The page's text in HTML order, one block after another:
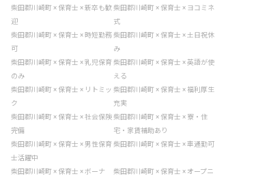
柴田郡川崎町 × 保育士 × 新卒も歓
迎
柴田郡川崎町 × 保育士 × ヨコミネ
式
柴田郡川崎町 × 保育士 × 時短勤務
可
柴田郡川崎町 × 保育士 × 土日祝休
み
柴田郡川崎町 × 保育士 × 乳児保育
のみ
柴田郡川崎町 × 保育士 × 英語が使
える
柴田郡川崎町 × 保育士 × リトミッ
ク
柴田郡川崎町 × 保育士 × 福利厚生
充実
柴田郡川崎町 × 保育士 × 社会保険
完備
柴田郡川崎町 × 保育士 × 寮・住
宅・家賃補助あり
柴田郡川崎町 × 保育士 × 男性保育
士活躍中
柴田郡川崎町 × 保育士 × 車通勤可
柴田郡川崎町 × 保育士 × ボーナ
柴田郡川崎町 × 保育士 × オープニ